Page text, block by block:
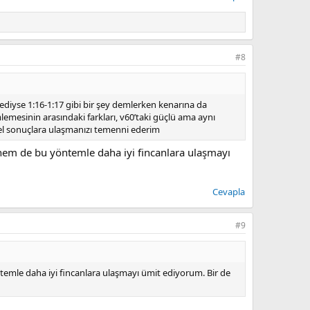
#8
1:16-1:17 gibi bir şey demlerken kenarına da
arasındaki farkları, v60’taki güçlü ama aynı
ulaşmanızı temenni ederim
de bu yöntemle daha iyi fincanlara ulaşmayı
Cevapla
#9
daha iyi fincanlara ulaşmayı ümit ediyorum. Bir de